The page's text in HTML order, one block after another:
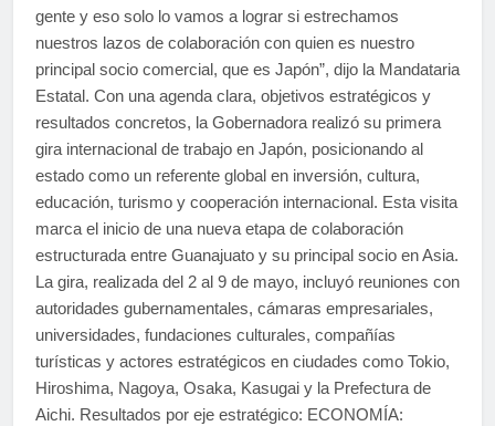
gente y eso solo lo vamos a lograr si estrechamos
nuestros lazos de colaboración con quien es nuestro
principal socio comercial, que es Japón”, dijo la Mandataria
Estatal. Con una agenda clara, objetivos estratégicos y
resultados concretos, la Gobernadora realizó su primera
gira internacional de trabajo en Japón, posicionando al
estado como un referente global en inversión, cultura,
educación, turismo y cooperación internacional. Esta visita
marca el inicio de una nueva etapa de colaboración
estructurada entre Guanajuato y su principal socio en Asia.
La gira, realizada del 2 al 9 de mayo, incluyó reuniones con
autoridades gubernamentales, cámaras empresariales,
universidades, fundaciones culturales, compañías
turísticas y actores estratégicos en ciudades como Tokio,
Hiroshima, Nagoya, Osaka, Kasugai y la Prefectura de
Aichi. Resultados por eje estratégico: ECONOMÍA: